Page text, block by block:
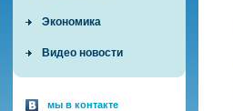
Экономика
Видео новости
мы в контакте